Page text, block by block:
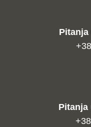
Pitanja